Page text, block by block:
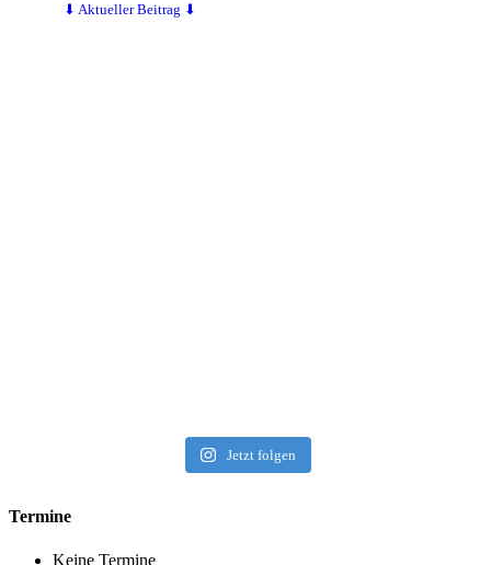
⬇ Aktueller Beitrag ⬇
Jetzt folgen
Termine
Keine Termine